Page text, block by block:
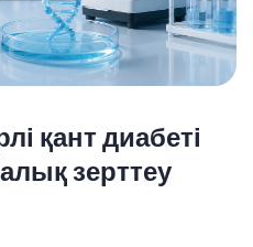
қант диабеті
зерттеу